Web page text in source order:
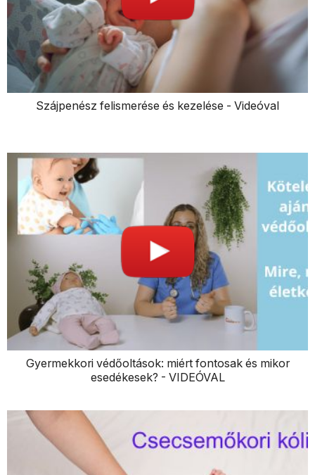
Szájpenész felismerése és kezelése - Videóval
Gyermekkori védőoltások: miért fontosak és mikor
esedékesek? - VIDEÓVAL